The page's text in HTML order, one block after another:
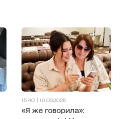
15:40 | 10.05.2026
«Я же говорила»: